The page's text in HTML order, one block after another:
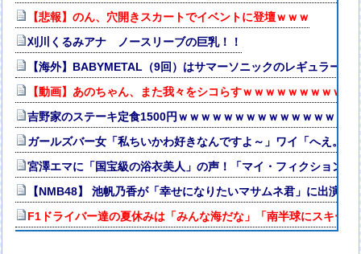
【悲報】のん、穴開きスカートでイベントに登壇ｗｗｗ
刈川くるみアナ ノースリーブの巨乳！！
【海外】BABYMETAL（9回）はサマーソニックのレギュラー出
【動画】あのちゃん、また我々をシコらすｗｗｗｗｗｗｗｗｗ
吉野家のステーキ定食1500円ｗｗｗｗｗｗｗｗｗｗｗｗｗｗｗｗ
ガールズバー女「私ちいかわ好きなんですよ～」ワイ「へえ。
宮澤エマに「国宝級の浴衣美人」の声！「マイ・フィクション」
【NMB48】 池帆乃香が「幸せになりたいマサムネ君」に出演
F1ドライバー達の夏休みは「みんな海だな」「南半球にスキー